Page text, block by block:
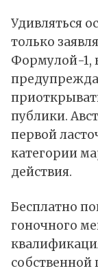
Удивляться
только
Формулой-1,
публики.
первой
категории
действия.
Бесплатно
гоночного
собственной